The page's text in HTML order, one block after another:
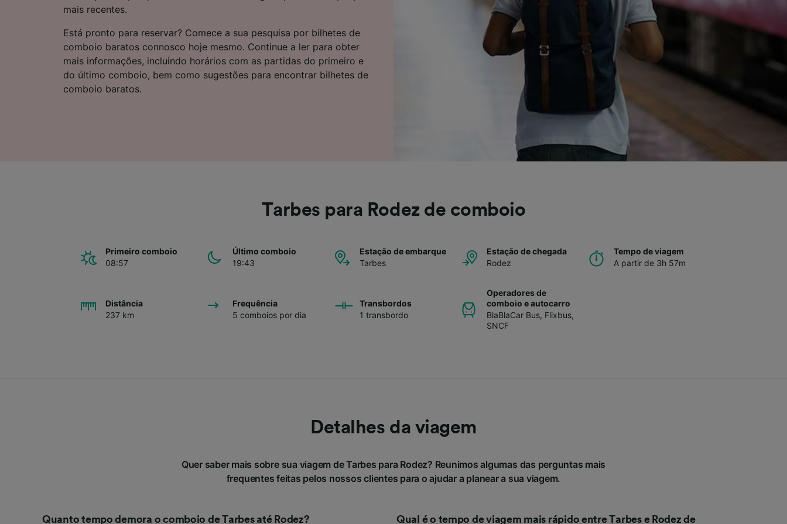
mais recentes.
Está pronto para reservar? Comece a sua pesquisa por bilhetes de
comboio baratos connosco hoje mesmo. Continue a ler para obter
mais informações, incluindo horários com as partidas do primeiro e
do último comboio, bem como sugestões para encontrar bilhetes de
comboio baratos.
Tarbes para Rodez de comboio
Primeiro comboio
08:57
Último comboio
19:43
Estação de embarque
Tarbes
Estação de chegada
Rodez
Tempo de viagem
A partir de 3h 57m
Distância
237 km
Frequência
5 comboios por dia
Transbordos
1 transbordo
Operadores de
comboio e autocarro
BlaBlaCar Bus, Flixbus,
SNCF
Detalhes da viagem
Quer saber mais sobre sua viagem de Tarbes para Rodez? Reunimos algumas das perguntas mais
frequentes feitas pelos nossos clientes para o ajudar a planear a sua viagem.
Quanto tempo demora o comboio de Tarbes até Rodez? Qual é o tempo de viagem mais rápido entre Tarbes e Rodez de